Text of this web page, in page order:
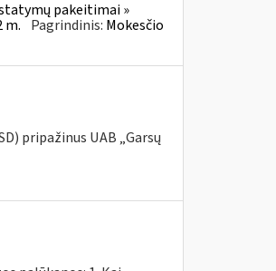
pakeitimai »
m. Pagrindinis: Mokesčio
pripažinus UAB „Garsų